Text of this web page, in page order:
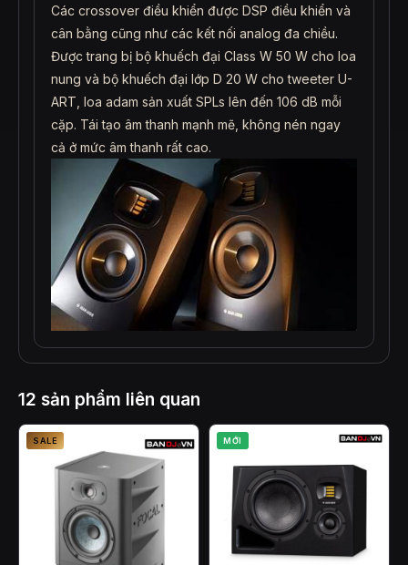
Các crossover điều khiển được DSP điều khiển và
cân bằng cũng như các kết nối analog đa chiều.
Được trang bị bộ khuếch đại Class W 50 W cho loa
nung và bộ khuếch đại lớp D 20 W cho tweeter U-
ART, loa adam sản xuất SPLs lên đến 106 dB mỗi
cặp. Tái tạo âm thanh mạnh mẽ, không nén ngay
cả ở mức âm thanh rất cao.
12 sản phẩm liên quan
SALE MỚI